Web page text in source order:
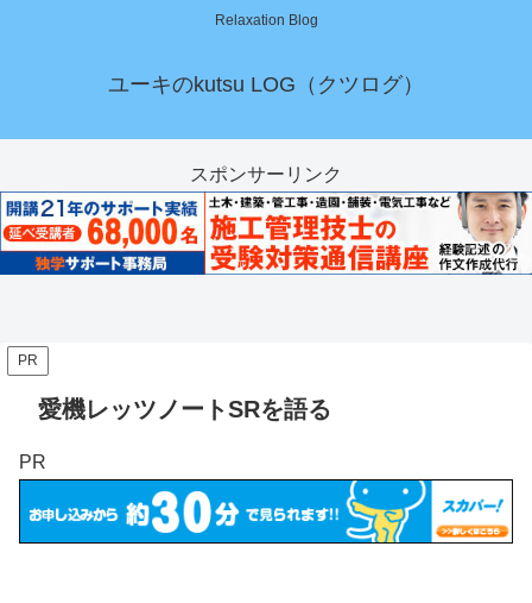
Relaxation Blog
ユーキのkutsu LOG（クツログ）
スポンサーリンク
PR
愛機レッツノートSRを語る
PR